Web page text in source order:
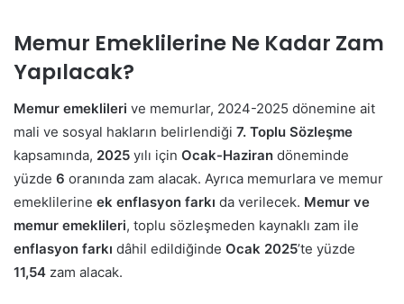
Memur Emeklilerine Ne Kadar Zam
Yapılacak?
Memur emeklileri ve memurlar, 2024-2025 dönemine ait
mali ve sosyal hakların belirlendiği 7. Toplu Sözleşme
kapsamında, 2025 yılı için Ocak-Haziran döneminde
yüzde 6 oranında zam alacak. Ayrıca memurlara ve memur
emeklilerine ek enflasyon farkı da verilecek. Memur ve
memur emeklileri, toplu sözleşmeden kaynaklı zam ile
enflasyon farkı dâhil edildiğinde Ocak 2025’te yüzde
11,54 zam alacak.